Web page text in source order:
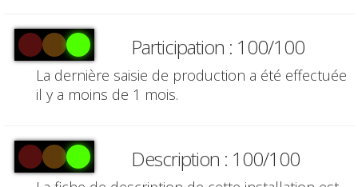
Participation : 100/100
La dernière saisie de production a été effectuée
il y a moins de 1 mois.
Description : 100/100